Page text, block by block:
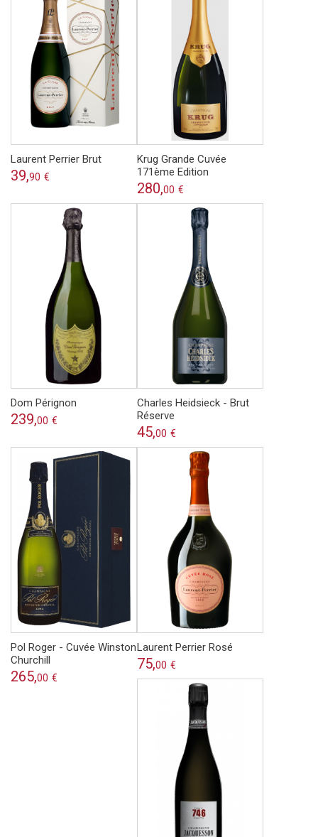
Laurent Perrier Brut
39,90 €
Krug Grande Cuvée
171ème Edition
280,00 €
Dom Pérignon
239,00 €
Charles Heidsieck - Brut
Réserve
45,00 €
Pol Roger - Cuvée Winston
Churchill
265,00 €
Laurent Perrier Rosé
75,00 €